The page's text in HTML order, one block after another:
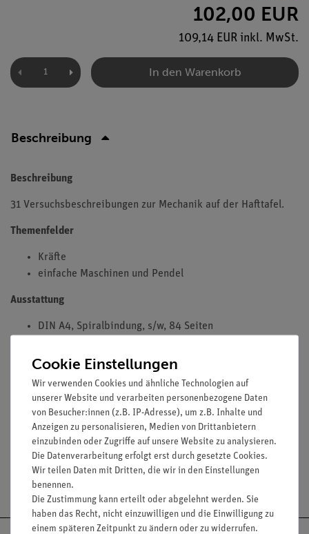
102,00 EUR
109,14 EUR inkl. MwSt.
In den Warenkorb
Beschreibung
Beschreibung
31 Versuchsbeschreibungen zur Mechanik auf der Hafttafel.
Themenfelder
Kräfte
einfache Maschinen und Pendel
Ausstattung
DIN A4, Spiralbindung, s/w, 84 Seiten
Versuche
Media / Downloads
Cookie Einstellungen
Wir verwenden Cookies und ähnliche Technologien auf
unserer Website und verarbeiten personenbezogene Daten
von Besucher:innen (z.B. IP-Adresse), um z.B. Inhalte und
Anzeigen zu personalisieren, Medien von Drittanbietern
einzubinden oder Zugriffe auf unsere Website zu analysieren.
Die Datenverarbeitung erfolgt erst durch gesetzte Cookies.
Wir teilen Daten mit Dritten, die wir in den Einstellungen
benennen.
Die Zustimmung kann erteilt oder abgelehnt werden. Sie
haben das Recht, nicht einzuwilligen und die Einwilligung zu
einem späteren Zeitpunkt zu ändern oder zu widerrufen.